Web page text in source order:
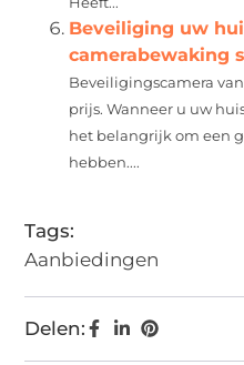
Beveiliging uw
camerabewaking
Beveiligingscamera
prijs. Wanneer u uw
het belangrijk om een
hebben....
Tags:
Aanbiedingen
Delen: